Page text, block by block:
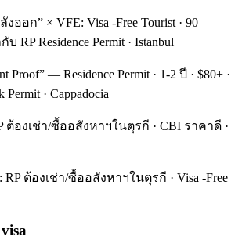
ออก” × VFE: Visa -Free Tourist · 90
RP Residence Permit · Istanbul
Proof” — Residence Permit · 1-2 ปี · $80+ ·
· Cappadocia
ต้องเช่า/ซื้ออสังหาฯในตุรกี · CBI ราคาดี ·
ต้องเช่า/ซื้ออสังหาฯในตุรกี · Visa -Free